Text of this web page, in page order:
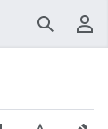
Buscar